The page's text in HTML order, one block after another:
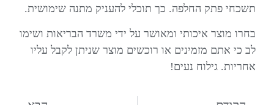
תשכחי פתק החלפה. כך תוכלי להעניק מתנה שימושית.
בחרו מוצר איכותי ומאושר על ידי משרד הבריאות ושימו
לב כי אתם מזמינים או רוכשים מוצר שניתן לקבל עליו
אחריות. גילוח נעים!